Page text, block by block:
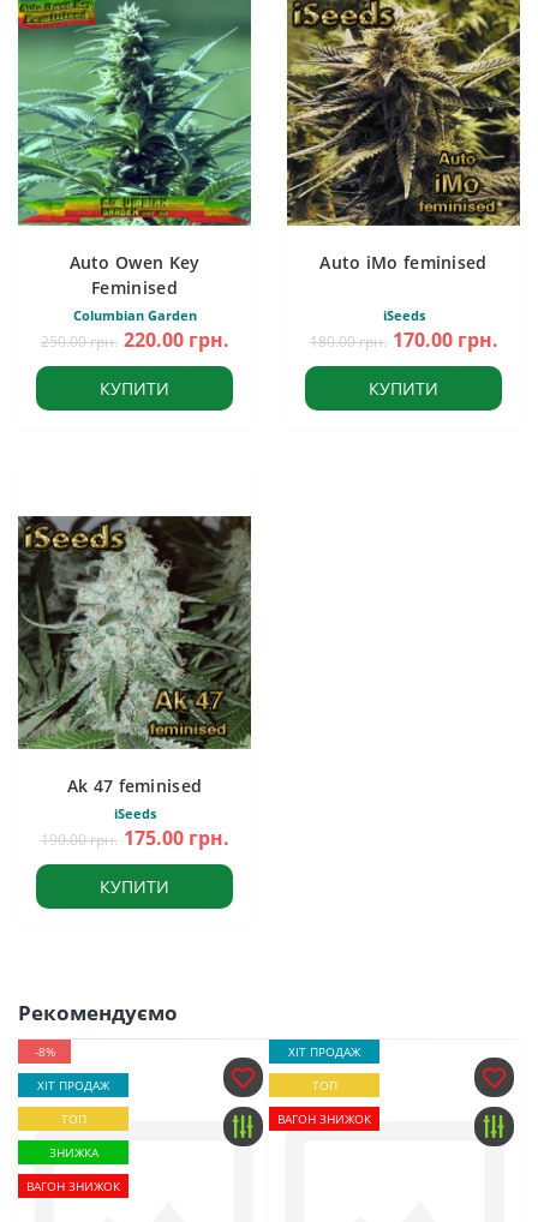
Auto Owen Key
Feminised
Columbian Garden
250.00 грн. 220.00 грн.
КУПИТИ
Auto iMo feminised
iSeeds
180.00 грн. 170.00 грн.
КУПИТИ
Ak 47 feminised
iSeeds
190.00 грн. 175.00 грн.
КУПИТИ
Рекомендуємо
-8%
ХІТ ПРОДАЖ
ТОП
ЗНИЖКА
ВАГОН ЗНИЖОК
ХІТ ПРОДАЖ
ТОП
ВАГОН ЗНИЖОК